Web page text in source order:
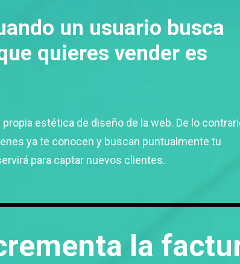
un usuario busca
quieres vender es
estética de diseño de la web. De lo
ya te conocen y buscan puntualmente tu
para captar nuevos clientes.
la